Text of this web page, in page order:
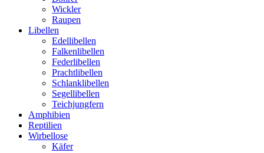
Wickler
Raupen
Libellen
Edellibellen
Falkenlibellen
Federlibellen
Prachtlibellen
Schlanklibellen
Segellibellen
Teichjungfern
Amphibien
Reptilien
Wirbellose
Käfer